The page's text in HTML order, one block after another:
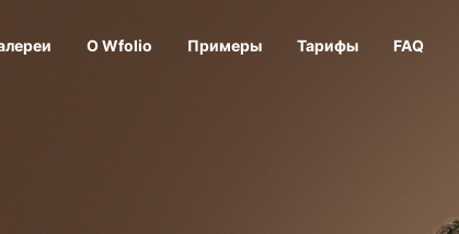
О Wfolio Примеры Тарифы FAQ